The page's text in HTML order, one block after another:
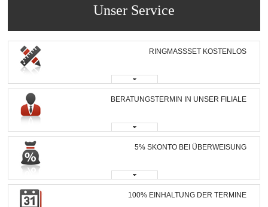
Unser Service
RINGMASSSET KOSTENLOS
BERATUNGSTERMIN IN UNSER FILIALE
5% SKONTO BEI ÜBERWEISUNG
100% EINHALTUNG DER TERMINE